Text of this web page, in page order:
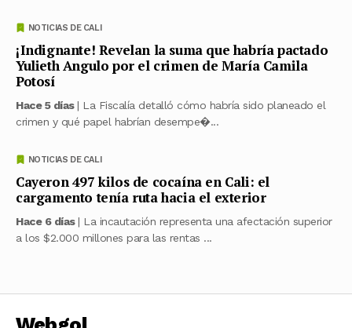
NOTICIAS DE CALI
¡Indignante! Revelan la suma que habría pactado
Yulieth Angulo por el crimen de María Camila
Potosí
Hace 5 días| La Fiscalía detalló cómo habría sido planeado el
crimen y qué papel habrían desempe�...
NOTICIAS DE CALI
Cayeron 497 kilos de cocaína en Cali: el
cargamento tenía ruta hacia el exterior
Hace 6 días| La incautación representa una afectación superior
a los $2.000 millones para las rentas ...